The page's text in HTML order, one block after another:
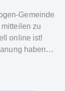
Gemeinde
zu
online ist!
haben…